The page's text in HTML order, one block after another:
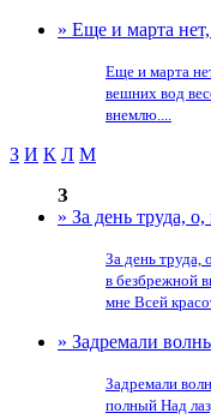
» Еще и марта нет,
Еще и марта
вешних вод
внемлю....
З И К Л М
З
» За день труда,
За день труда,
в безбрежной
мне Всей
» Задремали
Задремали
полный Над